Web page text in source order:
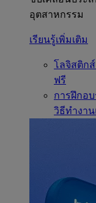
อุตสาหกรรม
เรียนรู้เพิ่มเติม
โลจิสติก
ฟรี
การฝึกอ
วิธีทำงาน